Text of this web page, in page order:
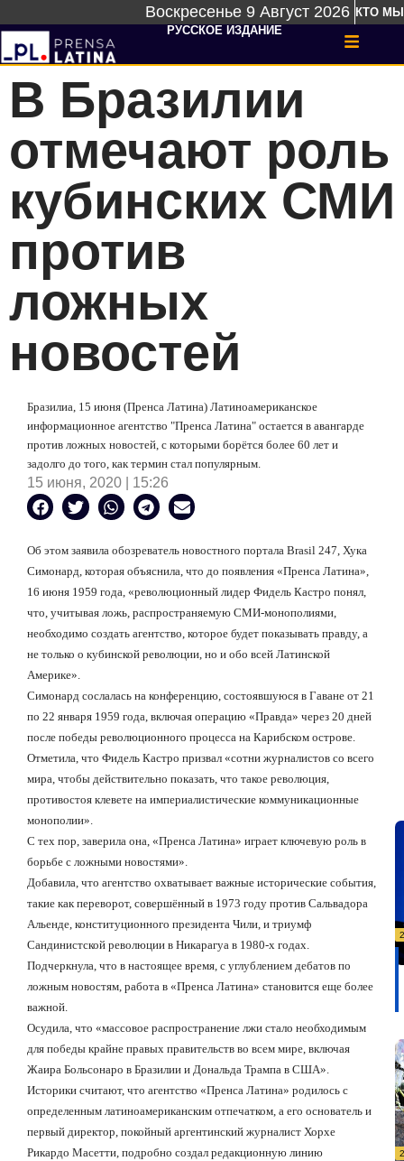
Воскресенье 9 Август 2026 КТО МЫ
РУССКОЕ ИЗДАНИЕ
В Бразилии
отмечают роль
кубинских СМИ
против
ложных
новостей
Бразилиа, 15 июня (Пренса Латина) Латиноамериканское
информационное агентство "Пренса Латина" остается в авангарде
против ложных новостей, с которыми борётся более 60 лет и
задолго до того, как термин стал популярным.
15 июня, 2020 | 15:26
Об этом заявила обозреватель новостного портала Brasil 247, Хука
Симонард, которая объяснила, что до появления «Пренса Латина»,
16 июня 1959 года, «революционный лидер Фидель Кастро понял,
что, учитывая ложь, распространяемую СМИ-монополиями,
необходимо создать агентство, которое будет показывать правду, а
не только о кубинской революции, но и обо всей Латинской
Америке».
Симонард сослалась на конференцию, состоявшуюся в Гаване от 21
по 22 января 1959 года, включая операцию «Правда» через 20 дней
после победы революционного процесса на Карибском острове.
Отметила, что Фидель Кастро призвал «сотни журналистов со всего
мира, чтобы действительно показать, что такое революция,
противостоя клевете на империалистические коммуникационные
монополии».
С тех пор, заверила она, «Пренса Латина» играет ключевую роль в
борьбе с ложными новостями».
Добавила, что агентство охватывает важные исторические события,
такие как переворот, совершённый в 1973 году против Сальвадора
Альенде, конституционного президента Чили, и триумф
Сандинистской революции в Никарагуа в 1980-х годах.
Подчеркнула, что в настоящее время, с углублением дебатов по
ложным новостям, работа в «Пренса Латина» становится еще более
важной.
Осудила, что «массовое распространение лжи стало необходимым
для победы крайне правых правительств во всем мире, включая
Жаира Больсонаро в Бразилии и Дональда Трампа в США».
Историки считают, что агентство «Пренса Латина» родилось с
определенным латиноамериканским отпечатком, а его основатель и
первый директор, покойный аргентинский журналист Хорхе
Рикардо Масетти, подробно создал редакционную линию